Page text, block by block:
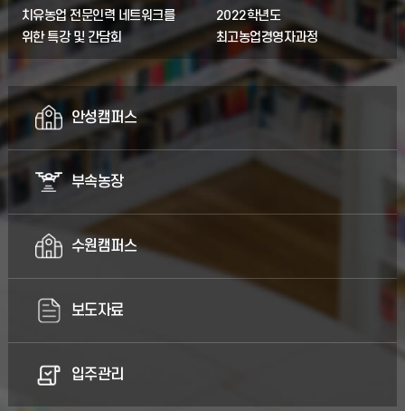
치유농업 전문인력 네트워크를
위한 특강 및 간담회
2022학년도
최고농업경영자과정
경기창업준비농장 합동 수료식
안성캠퍼스
부속농장
수원캠퍼스
보도자료
입주관리